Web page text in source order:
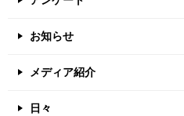
お知らせ
メディア紹介
日々